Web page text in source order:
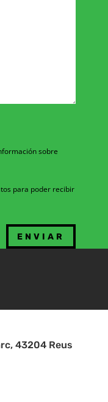
sobre
para poder recibir
43204 Reus